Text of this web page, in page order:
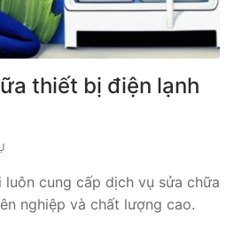
thiết bị điện lạnh
luôn cung cấp dịch vụ sửa chữa
nghiệp và chất lượng cao.